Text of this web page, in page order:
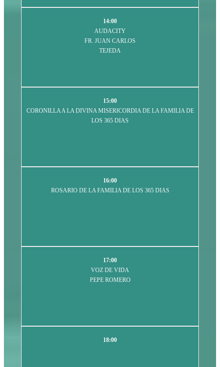
14:00
AUDACITY
FR. JUAN CARLOS
TEJEDA
15:00
CORONILLA A LA DIVINA MISERICORDIA DE LA FAMILIA DE
LOS 365 DIAS
16:00
ROSARIO DE LA FAMILIA DE LOS 365 DIAS
17:00
VOZ DE VIDA
PEPE ROMERO
18:00